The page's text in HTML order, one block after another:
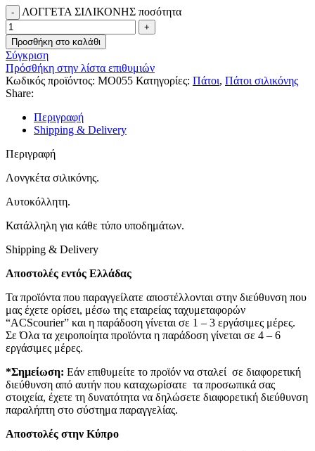
ΛΟΓΓΕΤΑ ΣΙΛΙΚΟΝΗΣ ποσότητα
Προσθήκη στο καλάθι
Σύγκριση
Πρόσθήκη στην λίστα επιθυμιών
Κωδικός προϊόντος: MO055 Κατηγορίες: Πάτοι, Πάτοι σιλικόνης
Share:
Περιγραφή
Shipping & Delivery
Περιγραφή
Λονγκέτα σιλικόνης.
Αυτοκόλλητη.
Κατάλληλη για κάθε τύπο υποδημάτων.
Shipping & Delivery
Αποστολές εντός Ελλάδας
Τα προϊόντα που παραγγείλατε αποστέλλονται στην διεύθυνση που
μας έχετε ορίσει, μέσω της εταιρείας ταχυμεταφορών
“ACScourier” και η παράδοση γίνεται σε 1 – 3 εργάσιμες μέρες.
Σε Όλα τα χειροποίητα προϊόντα η παράδοση γίνεται σε 4 – 6
εργάσιμες μέρες.
*Σημείωση: Εάν επιθυμείτε το προϊόν να σταλεί σε διαφορετική
διεύθυνση από αυτήν που καταχωρίσατε τα προσωπικά σας
στοιχεία, έχετε τη δυνατότητα να δηλώσετε διαφορετική διεύθυνση
παραλήπτη στο σύστημα παραγγελίας.
Αποστολές στην Κύπρο